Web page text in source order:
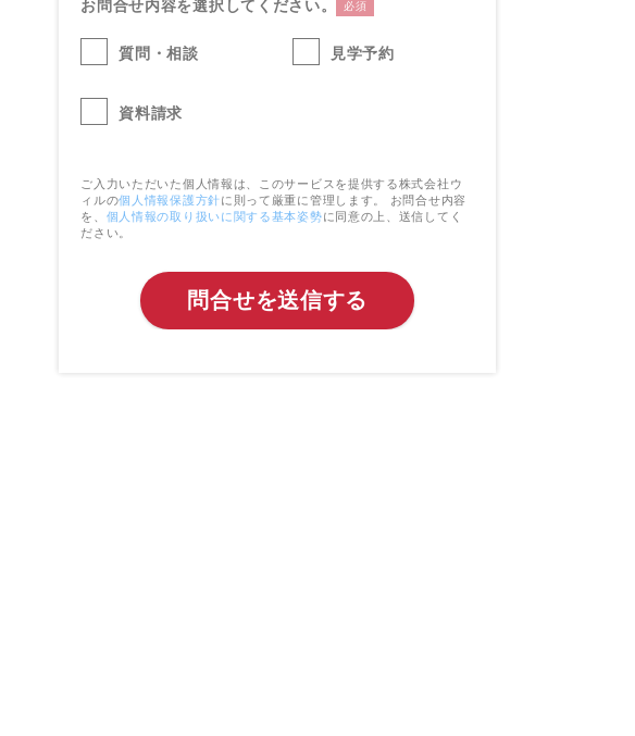
お問合せ内容を選択してください。 必須
質問・相談 見学予約
資料請求
ご入力いただいた個人情報は、このサービスを提供する株式会社ウ
ィルの個人情報保護方針に則って厳重に管理します。 お問合せ内容
を、 個人情報の取り扱いに関する基本姿勢に同意の上、送信してく
ださい。
問合せを送信する